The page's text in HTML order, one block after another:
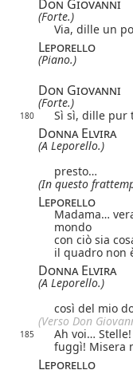
Don Giovanni
(Forte.)
Via, dille un
Leporello
(Piano.)
Don Giovanni
(Forte.)
180 Sì sì, dille pur
Donna Elvira
(A Leporello.)
presto…
(In questo
Leporello
Madama…
mondo
con ciò sia
il quadro non
Donna Elvira
(A Leporello.)
così del mio
(Verso Don
185 Ah voi…
fuggì! Misera
Leporello